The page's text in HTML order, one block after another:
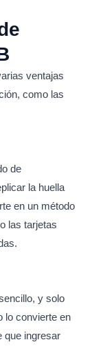
ventajas
como las
de
la huella
en un método
las tarjetas
y solo
lo convierte en
que ingresar